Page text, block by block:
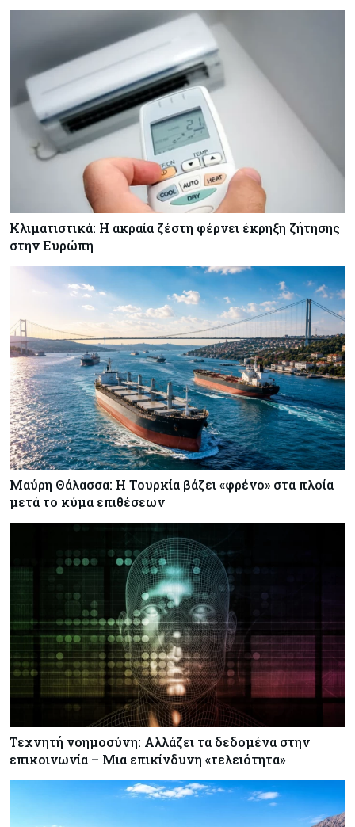
Κόσμος
Γιατί οι κεντρικές τράπεζες αφήνουν τις αγορές
να «παίξουν μπάλα»
Κλιματιστικά: Η ακραία ζέστη φέρνει έκρηξη ζήτησης
στην Ευρώπη
Μαύρη Θάλασσα: Η Τουρκία βάζει «φρένο» στα πλοία
μετά το κύμα επιθέσεων
Τεχνητή νοημοσύνη: Αλλάζει τα δεδομένα στην
επικοινωνία – Μια επικίνδυνη «τελειότητα»